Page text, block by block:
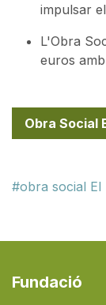
impulsar
L'Obra
euros
Obra Social
obra social El
Fundació